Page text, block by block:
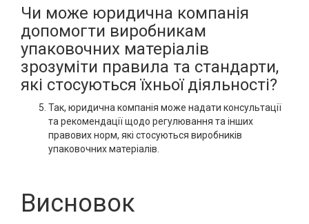
Чи може юридична компанія
допомогти виробникам
упаковочних матеріалів
зрозуміти правила та стандарти,
які стосуються їхньої діяльності?
Так, юридична компанія може надати консультації
та рекомендації щодо регулювання та інших
правових норм, які стосуються виробників
упаковочних матеріалів.
Висновок